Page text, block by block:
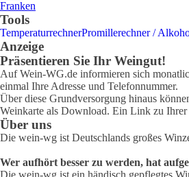
Franken
Tools
TemperaturrechnerPromillerechner /
Anzeige
Präsentieren Sie Ihr Weingut!
Auf Wein-WG.de informieren sich
einmal Ihre Adresse und Telefonnummer.
Über diese Grundversorgung hinaus
Weinkarte als Download. Ein Link zu
Über uns
Die wein-wg ist Deutschlands großes
Wer aufhört besser zu werden, hat
Die wein-wg ist ein händisch gepflegtes